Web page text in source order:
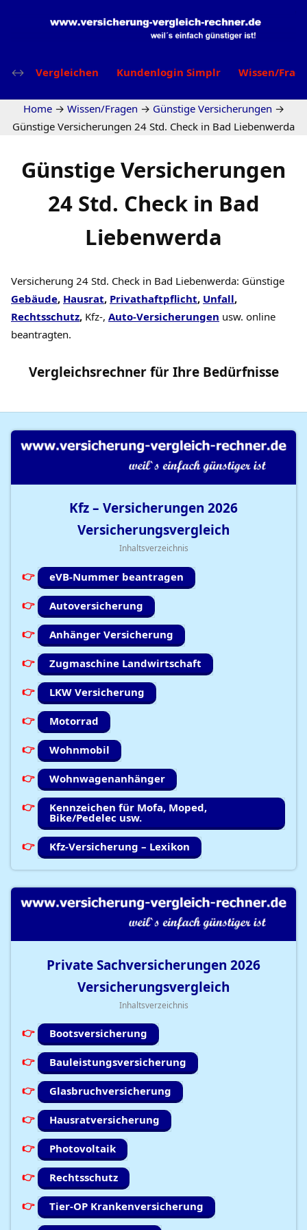
Vergleichen Kundenlogin Simplr Wissen/
Home → Wissen/Fragen → Günstige Versicherungen →
Günstige Versicherungen 24 Std. Check in Bad Liebenwerda
Günstige Versicherungen
24 Std. Check in Bad
Liebenwerda
Versicherung 24 Std. Check in Bad Liebenwerda: Günstige
Gebäude, Hausrat, Privathaftpflicht, Unfall,
Rechtsschutz, Kfz-, Auto-Versicherungen usw. online
beantragten.
Vergleichsrechnerfür Ihre Bedürfnisse
Kfz – Versicherungen 2026
Versicherungsvergleich
Inhaltsverzeichnis
eVB-Nummer beantragen
Autoversicherung
Anhänger Versicherung
Zugmaschine Landwirtschaft
LKW Versicherung
Motorrad
Wohnmobil
Wohnwagenanhänger
Kennzeichen für Mofa, Moped,
Bike/Pedelec usw.
Kfz-Versicherung – Lexikon
Private Sachversicherungen 2026
Versicherungsvergleich
Inhaltsverzeichnis
Bootsversicherung
Bauleistungsversicherung
Glasbruchversicherung
Hausratversicherung
Photovoltaik
Rechtsschutz
Tier-OP Krankenversicherung